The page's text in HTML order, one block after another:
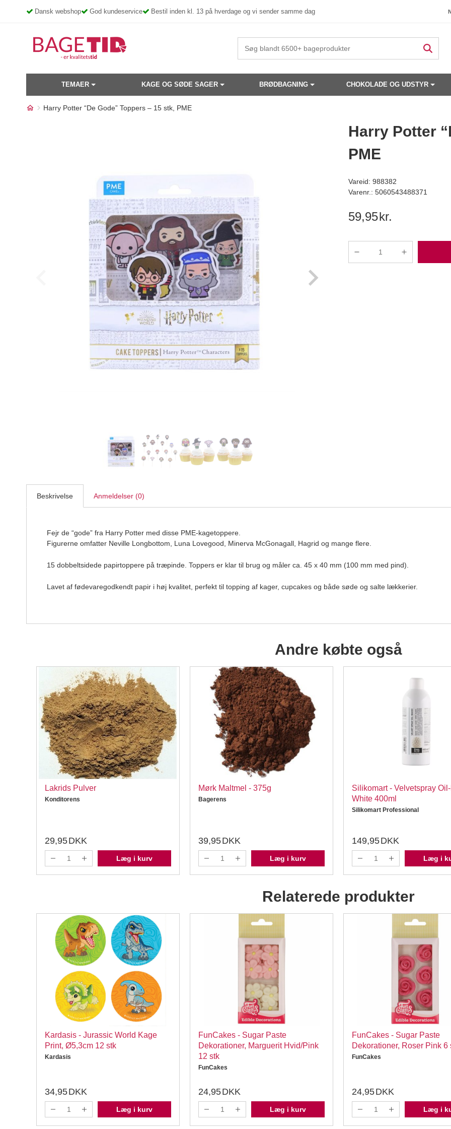
Dansk webshop God kundeservice Bestil inden kl. 13 på hverdage og vi sender samme dag
TEMAER KAGE OG SØDE SAGER BRØDBAGNING CHOKOLADE OG UDSTYR
Harry Potter “De Gode” Toppers – 15 stk, PME
Måske kunne nogle af disse produkter have din interesse?
Hvedesur Surdejspulver - 500g
Harry Potter
PME
Vareid: 988382
Varenr.: 5060543488371
59,95kr.
Beskrivelse Anmeldelser (0)
Fejr de “gode” fra Harry Potter med disse PME-kagetoppere.
Figurerne omfatter Neville Longbottom, Luna Lovegood, Minerva McGonagall, Hagrid og mange flere.
15 dobbeltsidede papirtoppere på træpinde. Toppers er klar til brug og måler ca. 45 x 40 mm (100 mm med pind).
Lavet af fødevaregodkendt papir i høj kvalitet, perfekt til topping af kager, cupcakes og både søde og salte lækkerier.
Andre købte også
Lakrids Pulver
Konditorens
29,95DKK
Læg i kurv
Mørk Maltmel - 375g
Bagerens
39,95DKK
Læg i kurv
Silikomart - Velvetspray
White 400ml
Silikomart Professional
149,95DKK
Læg i
Relaterede produkter
Kardasis - Jurassic World Kage
Print, Ø5,3cm 12 stk
Kardasis
34,95DKK
Læg i kurv
FunCakes - Sugar Paste
Dekorationer, Marguerit Hvid/Pink
12 stk
FunCakes
24,95DKK
Læg i kurv
FunCakes - Sugar Paste
Dekorationer, Roser Pink 6
FunCakes
24,95DKK
Læg i